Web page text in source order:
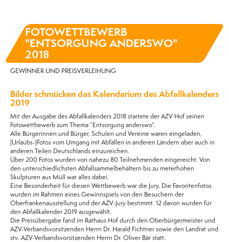
FOTOWETTBEWERB
"ENTSORGUNG ANDERSWO"
2018
GEWINNER UND PREISVERLEIHUNG
Bilder schmücken das Kalendarium des Abfallkalenders
2019
Mit der Ausgabe des Abfallkalenders 2018 startete der AZV Hof seinen
Fotowettbewerb zum Thema “Entsorgung anderswo“.
Alle Bürgerinnen und Bürger, Schulen und Vereine waren eingeladen,
(Urlaubs-)Fotos vom Umgang mit Abfällen in anderen Ländern aber auch in
anderen Teilen Deutschlands einzureichen.
Über 200 Fotos wurden von nahezu 80 Teilnehmenden eingereicht. Von
den unterschiedlichsten Abfallsammelbehältern bis zu meterhohen
Skulpturen aus Müll war alles dabei.
Eine Besonderheit für diesen Wettbewerb war die Jury. Die Favoritenfotos
wurden im Rahmen eines Gewinnspiels von den Besuchern der
Oberfrankenausstellung und der AZV-Jury bestimmt. 12 davon wurden für
den Abfallkalender 2019 ausgewählt.
Die Preisübergabe fand im Rathaus Hof durch den Oberbürgermeister und
AZV-Verbandsvorsitzenden Herrn Dr. Harald Fichtner sowie den Landrat und
stv. AZV-Verbandsvorsitzenden Herrn Dr. Oliver Bär statt.